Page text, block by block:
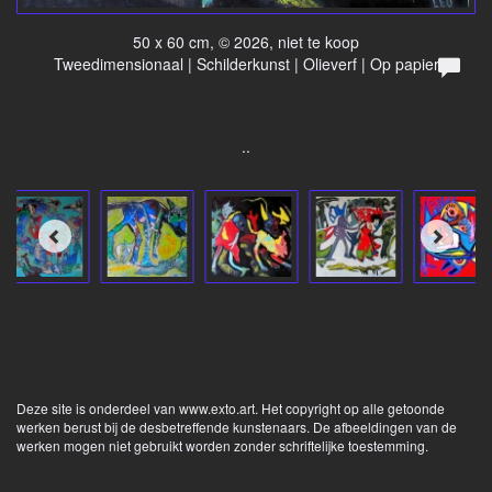
50 x 60 cm, © 2026, niet te koop
Tweedimensionaal | Schilderkunst | Olieverf | Op papier
..
Deze site is onderdeel van www.exto.art. Het copyright op alle getoonde
werken berust bij de desbetreffende kunstenaars. De afbeeldingen van de
werken mogen niet gebruikt worden zonder schriftelijke toestemming.